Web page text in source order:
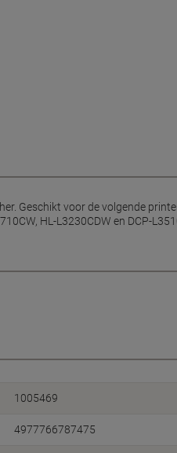
Geschikt voor de volgende
HL-L3230CDW en DCP-
1005469
4977766787475